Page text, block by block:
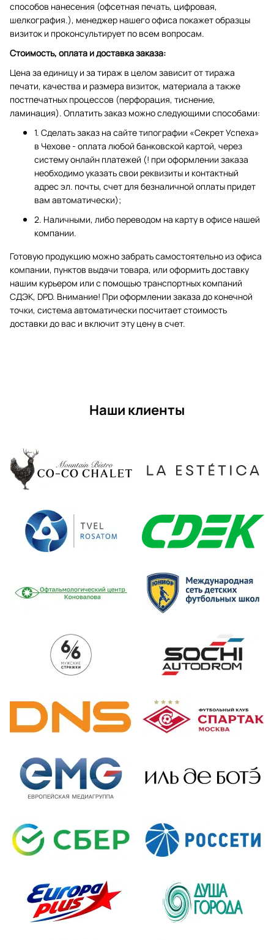
способов нанесения (офсетная печать, цифровая,
шелкография.), менеджер нашего офиса покажет образцы
визиток и проконсультирует по всем вопросам.
Стоимость, оплата и доставка заказа:
Цена за единицу и за тираж в целом зависит от тиража
печати, качества и размера визиток, материала а также
постпечатных процессов (перфорация, тиснение,
ламинация). Оплатить заказ можно следующими способами:
1. Сделать заказ на сайте типографии «Секрет Успеха»
в Чехове - оплата любой банковской картой, через
систему онлайн платежей (! при оформлении заказа
необходимо указать свои реквизиты и контактный
адрес эл. почты, счет для безналичной оплаты придет
вам автоматически);
2. Наличными, либо переводом на карту в офисе нашей
компании.
Готовую продукцию можно забрать самостоятельно из офиса
компании, пунктов выдачи товара, или оформить доставку
нашим курьером или с помощью транспортных компаний
СДЭК, DPD. Внимание! При оформлении заказа до конечной
точки, система автоматически посчитает стоимость
доставки до вас и включит эту цену в счет.
Наши клиенты